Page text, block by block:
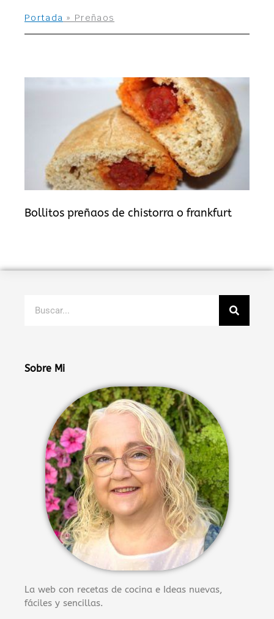
Portada » Preñaos
Bollitos preñaos de chistorra o frankfurt
Sobre Mi
La web con recetas de cocina e Ideas nuevas,
fáciles y sencillas.